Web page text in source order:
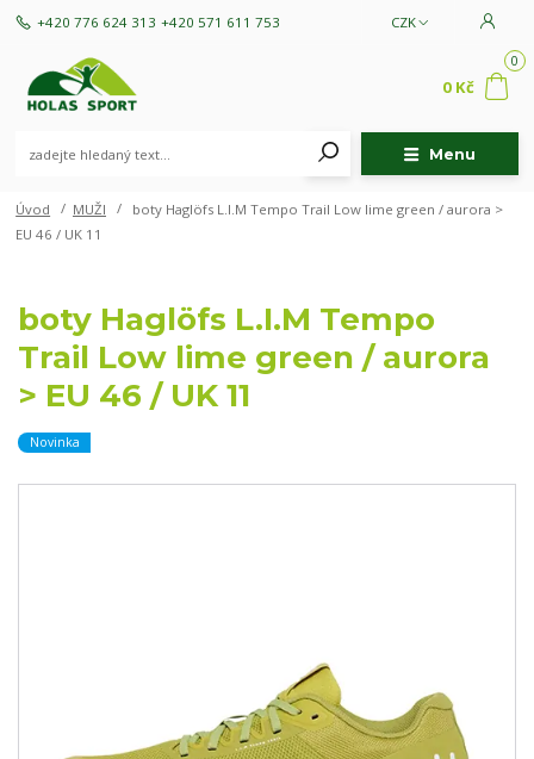
Menu
CZK
+420 776 624 313 +420 571 611 753
0
0 Kč
Úvod MUŽI
boty Haglöfs L.I.M Tempo Trail Low lime green / aurora >
EU 46 / UK 11
boty Haglöfs L.I.M Tempo
Trail Low lime green / aurora
> EU 46 / UK 11
Novinka